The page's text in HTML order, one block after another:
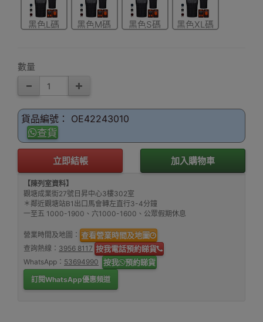
黑色L碼 黑色M碼 黑色S碼 黑色XL碼
數量
貨品編號： OE42243010
查貨
立即結帳 加入購物車
【陳列室資料】
觀塘成業街27號日昇中心3樓302室
＊鄰近觀塘站B1出口馬會轉左直行3-4分鐘
一至五 1000-1900、六1000-1600、公眾假期休息
營業時間及地圖： 查看營業時間及地圖
查詢熱線： 3956 8117 按我電話預約睇貨
WhatsApp： 53694990 按我 預約睇貨
訂閱WhatsApp優惠頻道